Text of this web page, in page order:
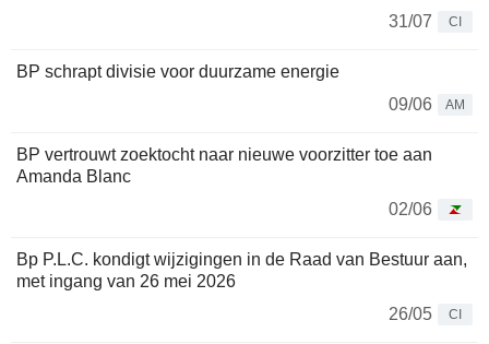
31/07
CI
BP schrapt divisie voor duurzame energie
09/06
AM
BP vertrouwt zoektocht naar nieuwe voorzitter toe aan
Amanda Blanc
02/06
Bp P.L.C. kondigt wijzigingen in de Raad van Bestuur aan,
met ingang van 26 mei 2026
26/05
CI